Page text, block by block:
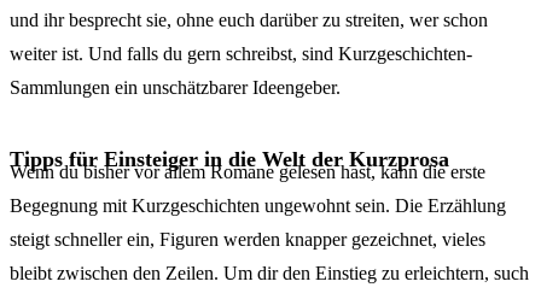
und ihr besprecht sie, ohne euch darüber zu streiten, wer schon
weiter ist. Und falls du gern schreibst, sind Kurzgeschichten-
Sammlungen ein unschätzbarer Ideengeber.
Tipps für Einsteiger in die Welt der Kurzprosa
Wenn du bisher vor allem Romane gelesen hast, kann die erste
Begegnung mit Kurzgeschichten ungewohnt sein. Die Erzählung
steigt schneller ein, Figuren werden knapper gezeichnet, vieles
bleibt zwischen den Zeilen. Um dir den Einstieg zu erleichtern, such